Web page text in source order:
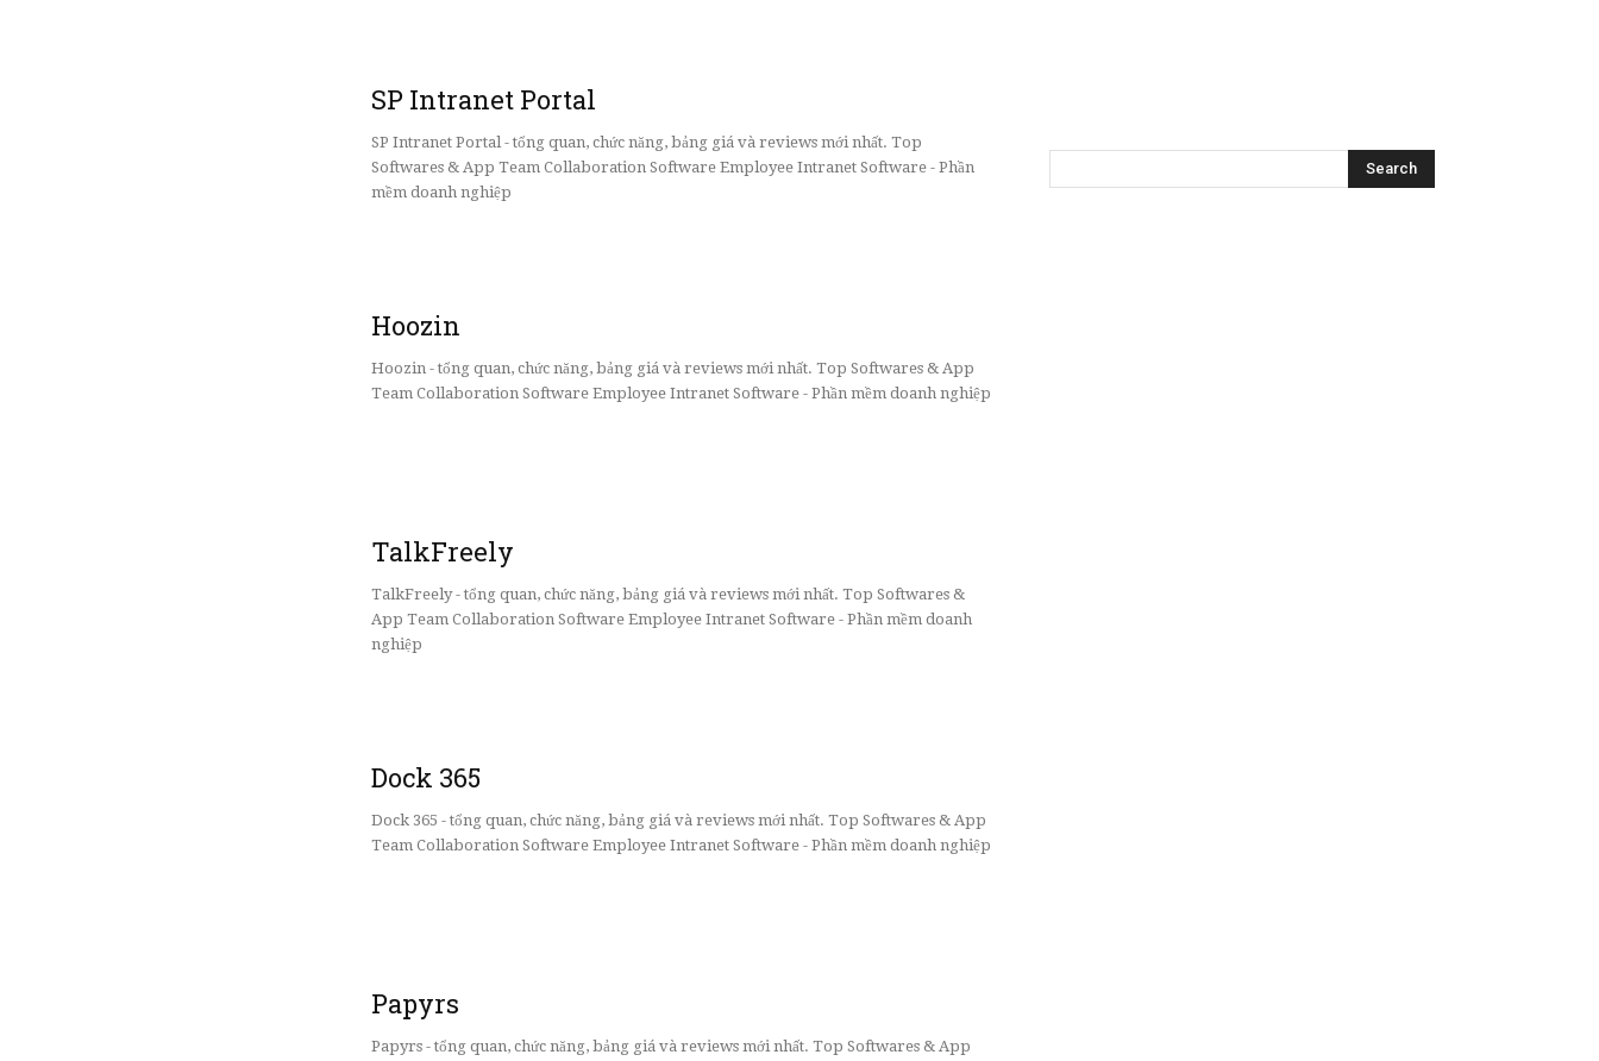
SP Intranet Portal
SP Intranet Portal - tổng quan, chức năng, bảng giá và reviews mới nhất. Top
Softwares & App Team Collaboration Software Employee Intranet Software - Phần
mềm doanh nghiệp
Hoozin
Hoozin - tổng quan, chức năng, bảng giá và reviews mới nhất. Top Softwares & App
Team Collaboration Software Employee Intranet Software - Phần mềm doanh nghiệp
TalkFreely
TalkFreely - tổng quan, chức năng, bảng giá và reviews mới nhất. Top Softwares &
App Team Collaboration Software Employee Intranet Software - Phần mềm doanh
nghiệp
Dock 365
Dock 365 - tổng quan, chức năng, bảng giá và reviews mới nhất. Top Softwares & App
Team Collaboration Software Employee Intranet Software - Phần mềm doanh nghiệp
Papyrs
Papyrs - tổng quan, chức năng, bảng giá và reviews mới nhất. Top Softwares & App